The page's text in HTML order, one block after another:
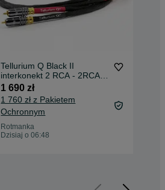
Tellurium Q Black II
interkonekt 2 RCA - 2RCA
kabel 1m nowy
1 690 zł
1 760 zł z Pakietem
Ochronnym
Rotmanka
Dzisiaj o 06:48